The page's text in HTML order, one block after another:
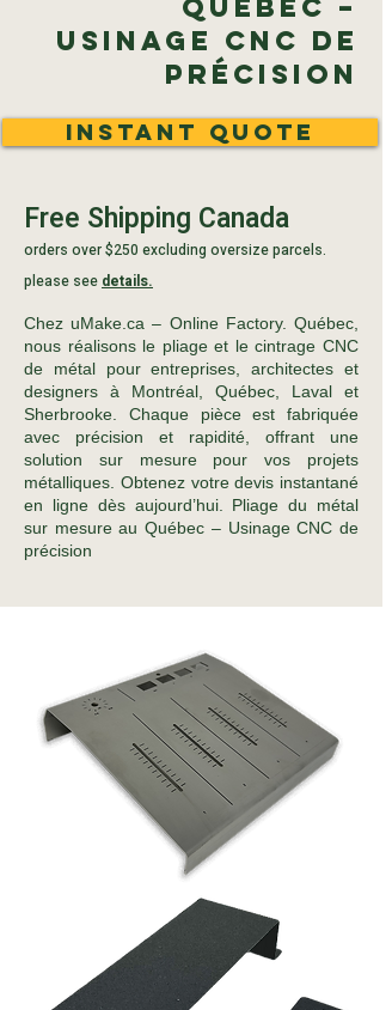
Québec –
Usinage CNC de
précision
Instant Quote
Free Shipping Canada
orders over $250 excluding oversize parcels.
please see details.
Chez uMake.ca – Online Factory. Québec,
nous réalisons le pliage et le cintrage CNC
de métal pour entreprises, architectes et
designers à Montréal, Québec, Laval et
Sherbrooke. Chaque pièce est fabriquée
avec précision et rapidité, offrant une
solution sur mesure pour vos projets
métalliques. Obtenez votre devis instantané
en ligne dès aujourd’hui. Pliage du métal
sur mesure au Québec – Usinage CNC de
précision